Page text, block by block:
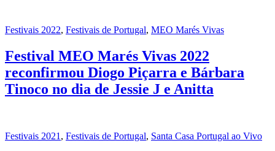
Festivais 2022, Festivais de Portugal, MEO Marés Vivas
Festival MEO Marés Vivas 2022
reconfirmou Diogo Piçarra e Bárbara
Tinoco no dia de Jessie J e Anitta
Festivais 2021 , Festivais de Portugal, Santa Casa Portugal ao Vivo